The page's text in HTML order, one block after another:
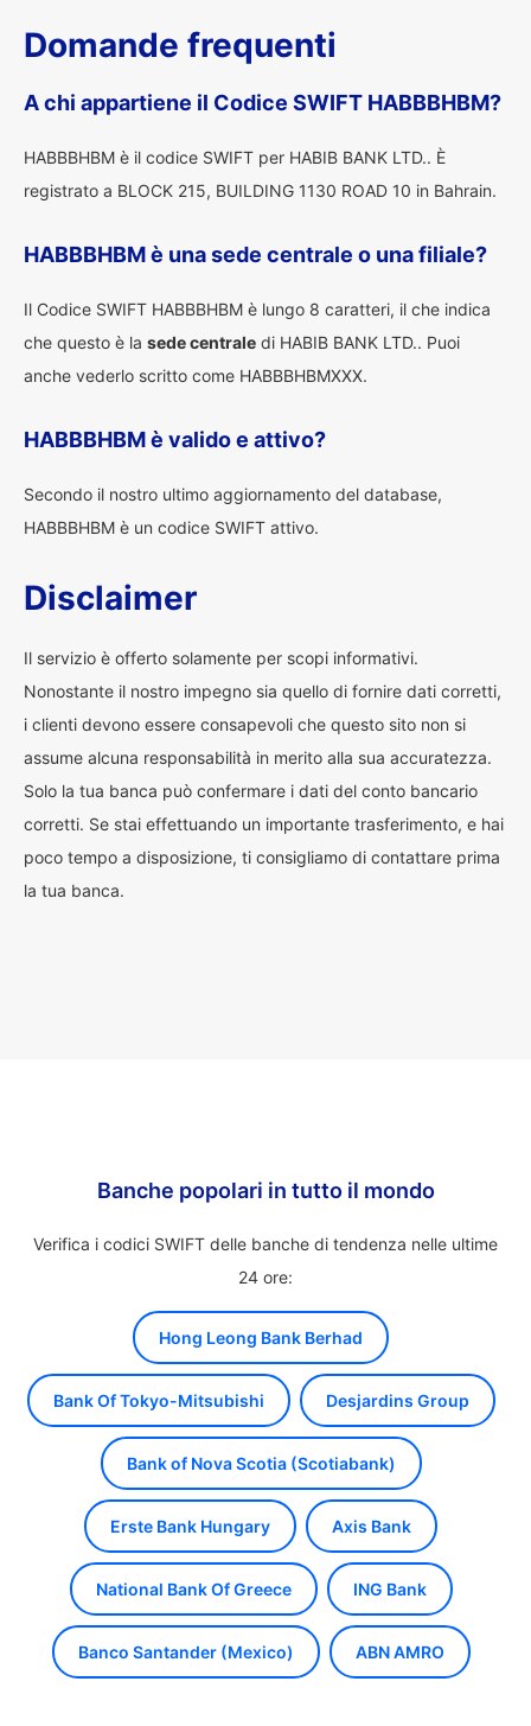
Domande frequenti
A chi appartiene il Codice SWIFT HABBBHBM?
HABBBHBM è il codice SWIFT per HABIB BANK LTD.. È
registrato a BLOCK 215, BUILDING 1130 ROAD 10 in Bahrain.
HABBBHBM è una sede centrale o una filiale?
Il Codice SWIFT HABBBHBM è lungo 8 caratteri, il che indica
che questo è la sede centrale di HABIB BANK LTD.. Puoi
anche vederlo scritto come HABBBHBMXXX.
HABBBHBM è valido e attivo?
Secondo il nostro ultimo aggiornamento del database,
HABBBHBM è un codice SWIFT attivo.
Disclaimer
Il servizio è offerto solamente per scopi informativi.
Nonostante il nostro impegno sia quello di fornire dati corretti,
i clienti devono essere consapevoli che questo sito non si
assume alcuna responsabilità in merito alla sua accuratezza.
Solo la tua banca può confermare i dati del conto bancario
corretti. Se stai effettuando un importante trasferimento, e hai
poco tempo a disposizione, ti consigliamo di contattare prima
la tua banca.
Banche popolari in tutto il mondo
Verifica i codici SWIFT delle banche di tendenza nelle ultime
24 ore:
Hong Leong Bank Berhad
Bank Of Tokyo-Mitsubishi Desjardins Group
Bank of Nova Scotia (Scotiabank)
Erste Bank Hungary Axis Bank
National Bank Of Greece ING Bank
Banco Santander (Mexico) ABN AMRO